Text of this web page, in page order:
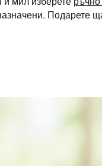
Подарете